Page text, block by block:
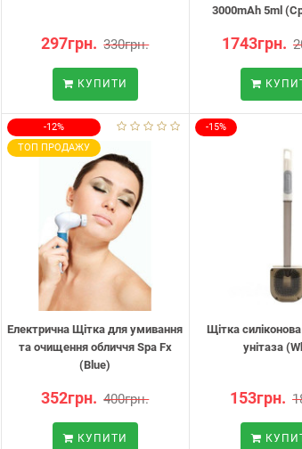
297грн. 330грн.
КУПИТИ
3000mAh 5ml
1743грн.
-12%
ТОП ПРОДАЖУ
Електрична Щітка для умивання
та очищення обличчя Spa Fx
(Blue)
352грн. 400грн.
КУПИТИ
-15%
Щітка
унітаза
153грн.